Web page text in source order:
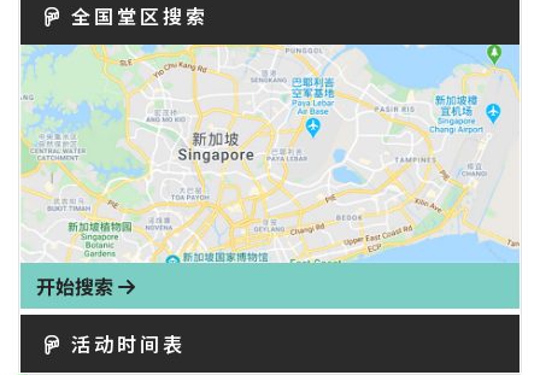
全国堂区搜索
开始搜索
活动时间表